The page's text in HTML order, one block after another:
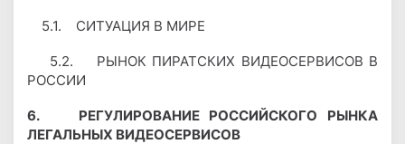
5.1. СИТУАЦИЯ В МИРЕ
5.2. РЫНОК ПИРАТСКИХ ВИДЕОСЕРВИСОВ В
РОССИИ
6. РЕГУЛИРОВАНИЕ РОССИЙСКОГО РЫНКА
ЛЕГАЛЬНЫХ ВИДЕОСЕРВИСОВ